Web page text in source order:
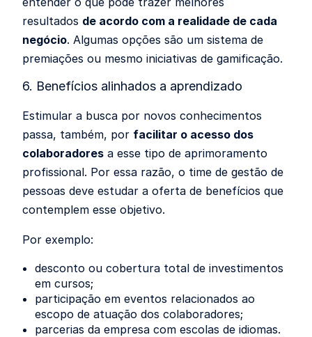
resultados de acordo com a realidade de cada
negócio. Algumas opções são um sistema de
premiações ou mesmo iniciativas de gamificação.
6. Benefícios alinhados a aprendizado
Estimular a busca por novos conhecimentos
passa, também, por facilitar o acesso dos
colaboradores a esse tipo de aprimoramento
profissional. Por essa razão, o time de gestão de
pessoas deve estudar a oferta de benefícios que
contemplem esse objetivo.
Por exemplo:
desconto ou cobertura total de investimentos
em cursos;
participação em eventos relacionados ao
escopo de atuação dos colaboradores;
parcerias da empresa com escolas de idiomas.